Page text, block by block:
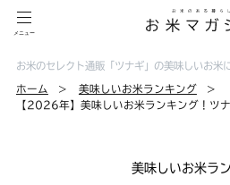
お米のセレクト通販「ツナギ」の美味しいお米
ホーム
美味しいお米ランキング
【2026年】美味しいお米ランキング！ツ
美味しいお米ラ